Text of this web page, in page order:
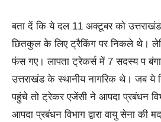
बता दें कि ये दल 11 अक्टूबर को
छितकुल के लिए ट्रैकिंग पर निकले थे।
फंस गए। लापता ट्रेकर्स में 7 सदस्य प
उत्तराखंड के स्थानीय नागरिक थे। जब ये
पहुंचे तो ट्रेकर एजेंसी ने आपदा प्रबंधन
आपदा प्रबंधन विभाग द्वारा वायु सेना की